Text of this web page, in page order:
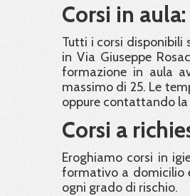
Corsi in aula:
Tutti i corsi disponibili
in Via Giuseppe
formazione in aula
massimo di 25. Le
oppure contattando
Corsi a
Eroghiamo corsi in
formativo a domicilio
ogni grado di rischio.